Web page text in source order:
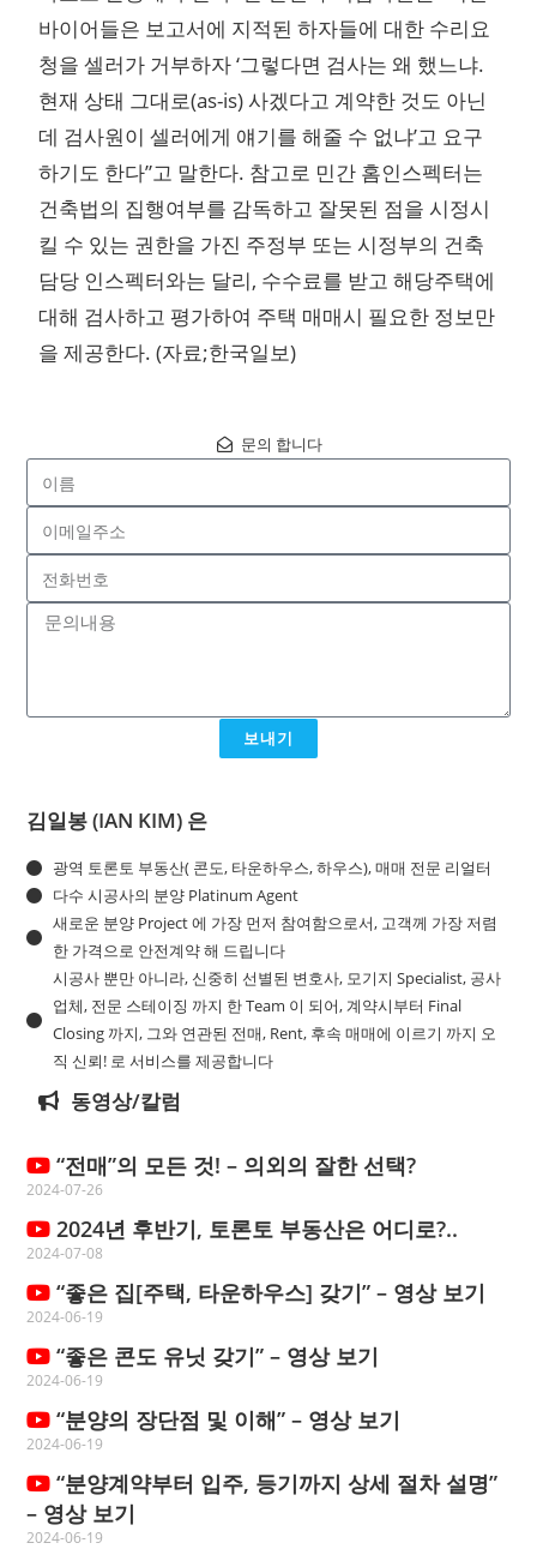
바이어들은 보고서에 지적된 하자들에 대한 수리요
청을 셀러가 거부하자 ‘그렇다면 검사는 왜 했느냐.
현재 상태 그대로(as-is) 사겠다고 계약한 것도 아닌
데 검사원이 셀러에게 얘기를 해줄 수 없냐’고 요구
하기도 한다”고 말한다. 참고로 민간 홈인스펙터는
건축법의 집행여부를 감독하고 잘못된 점을 시정시
킬 수 있는 권한을 가진 주정부 또는 시정부의 건축
담당 인스펙터와는 달리, 수수료를 받고 해당주택에
대해 검사하고 평가하여 주택 매매시 필요한 정보만
을 제공한다. (자료;한국일보)
문의 합니다
보내기
김일봉 (IAN KIM) 은
광역 토론토 부동산( 콘도, 타운하우스, 하우스), 매매 전문 리얼터
다수 시공사의 분양 Platinum Agent
새로운 분양 Project 에 가장 먼저 참여함으로서, 고객께 가장 저렴
한 가격으로 안전계약 해 드립니다
시공사 뿐만 아니라, 신중히 선별된 변호사, 모기지 Specialist, 공사
업체, 전문 스테이징 까지 한 Team 이 되어, 계약시부터 Final
Closing 까지, 그와 연관된 전매, Rent, 후속 매매에 이르기 까지 오
직 신뢰! 로 서비스를 제공합니다
동영상/칼럼
“전매”의 모든 것! – 의외의 잘한 선택?
2024-07-26
2024년 후반기, 토론토 부동산은 어디로?..
2024-07-08
“좋은 집[주택, 타운하우스] 갖기” – 영상 보기
2024-06-19
“좋은 콘도 유닛 갖기” – 영상 보기
2024-06-19
“분양의 장단점 및 이해” – 영상 보기
2024-06-19
“분양계약부터 입주, 등기까지 상세 절차 설명”
– 영상 보기
2024-06-19